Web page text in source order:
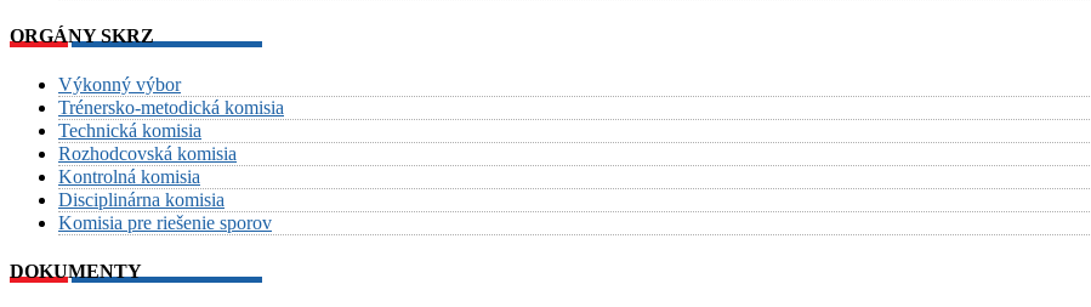
ORGÁNY SKRZ
Výkonný výbor
Trénersko-metodická komisia
Technická komisia
Rozhodcovská komisia
Kontrolná komisia
Disciplinárna komisia
Komisia pre riešenie sporov
DOKUMENTY